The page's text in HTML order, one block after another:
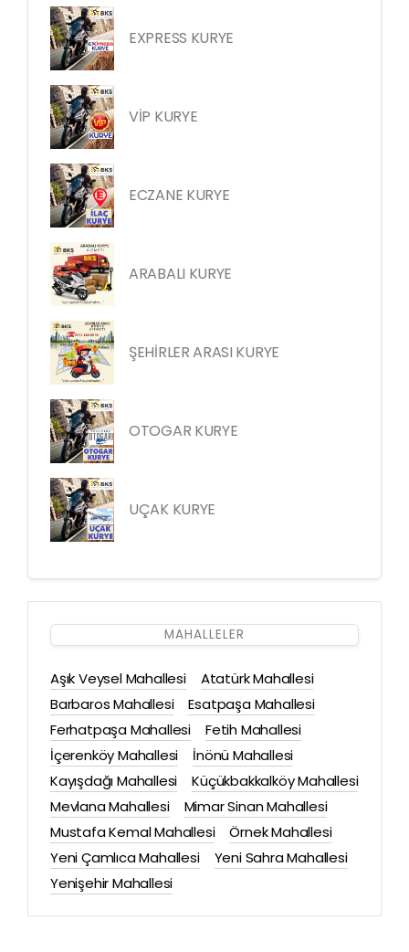
EXPRESS KURYE
VİP KURYE
ECZANE KURYE
ARABALI KURYE
ŞEHİRLER ARASI KURYE
OTOGAR KURYE
UÇAK KURYE
MAHALLELER
Aşık Veysel Mahallesi
Atatürk Mahallesi
Barbaros Mahallesi
Esatpaşa Mahallesi
Ferhatpaşa Mahallesi
Fetih Mahallesi
İçerenköy Mahallesi
İnönü Mahallesi
Kayışdağı Mahallesi
Küçükbakkalköy Mahallesi
Mevlana Mahallesi
Mimar Sinan Mahallesi
Mustafa Kemal Mahallesi
Örnek Mahallesi
Yeni Çamlıca Mahallesi
Yeni Sahra Mahallesi
Yenişehir Mahallesi